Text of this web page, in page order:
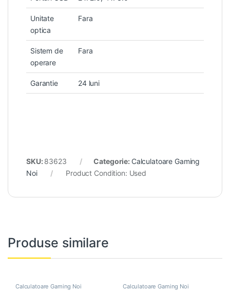
Unitate
optica
Fara
Sistem de
operare
Fara
Garantie 24 luni
SKU: 83623 Categorie: Calculatoare Gaming
Noi
Product Condition: Used
Produse similare
Calculatoare Gaming Noi Calculatoare Gaming Noi